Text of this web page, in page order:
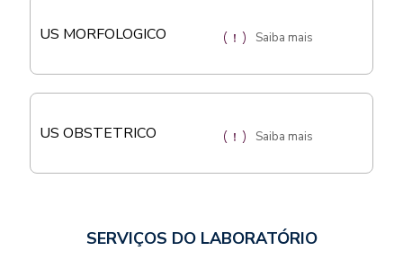
US MORFOLOGICO Saiba mais
US OBSTETRICO Saiba mais
SERVIÇOS DO LABORATÓRIO